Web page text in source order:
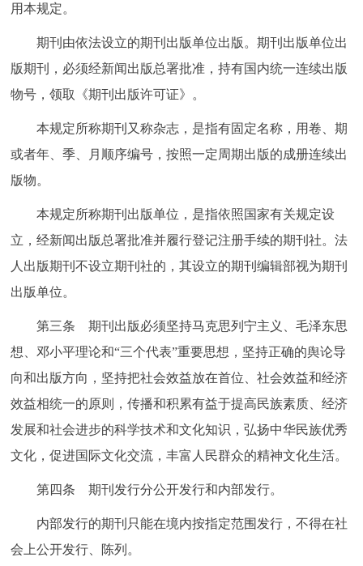
中介服务 阳光政务
12345网上接诉即办 我要咨询 我要建议
走进北京
北京概况
绿色北京 图说北京 视频北京
多语种
DEUTSCH FRANÇAIS РУССКИЙ ЯЗЫК
ITALIANO
用本规定。
期刊由依法设立的期刊出版单位出版。期刊出版单位出
版期刊，必须经新闻出版总署批准，持有国内统一连续出版
物号，领取《期刊出版许可证》。
本规定所称期刊又称杂志，是指有固定名称，用卷、期
或者年、季、月顺序编号，按照一定周期出版的成册连续出
版物。
本规定所称期刊出版单位，是指依照国家有关规定设
立，经新闻出版总署批准并履行登记注册手续的期刊社。法
人出版期刊不设立期刊社的，其设立的期刊编辑部视为期刊
出版单位。
第三条 期刊出版必须坚持马克思列宁主义、毛泽东思
想、邓小平理论和“三个代表”重要思想，坚持正确的舆论导
向和出版方向，坚持把社会效益放在首位、社会效益和经济
效益相统一的原则，传播和积累有益于提高民族素质、经济
发展和社会进步的科学技术和文化知识，弘扬中华民族优秀
文化，促进国际文化交流，丰富人民群众的精神文化生活。
第四条 期刊发行分公开发行和内部发行。
内部发行的期刊只能在境内按指定范围发行，不得在社
会上公开发行、陈列。